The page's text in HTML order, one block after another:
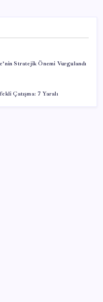
Stratejik Önemi Vurgulandı
Çatışma: 7 Yaralı